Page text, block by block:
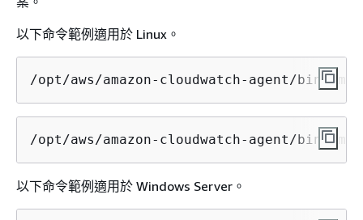
以下命令範例適用於 Linux。
/opt/aws/amazon-cloudwatch-agent/bin/
/opt/aws/amazon-cloudwatch-agent/bin/
以下命令範例適用於 Windows Server。